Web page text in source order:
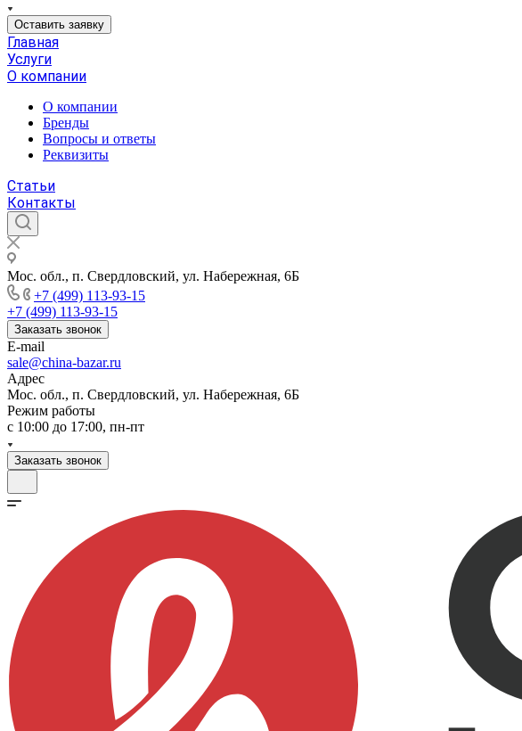
Оставить заявку
Главная
Услуги
О компании
О компании
Бренды
Вопросы и ответы
Реквизиты
Статьи
Контакты
Мос. обл., п. Свердловский, ул. Набережная, 6Б
+7 (499) 113-93-15
+7 (499) 113-93-15
Заказать звонок
E-mail
sale@china-bazar.ru
Адрес
Мос. обл., п. Свердловский, ул. Набережная, 6Б
Режим работы
c 10:00 до 17:00, пн-пт
Заказать звонок